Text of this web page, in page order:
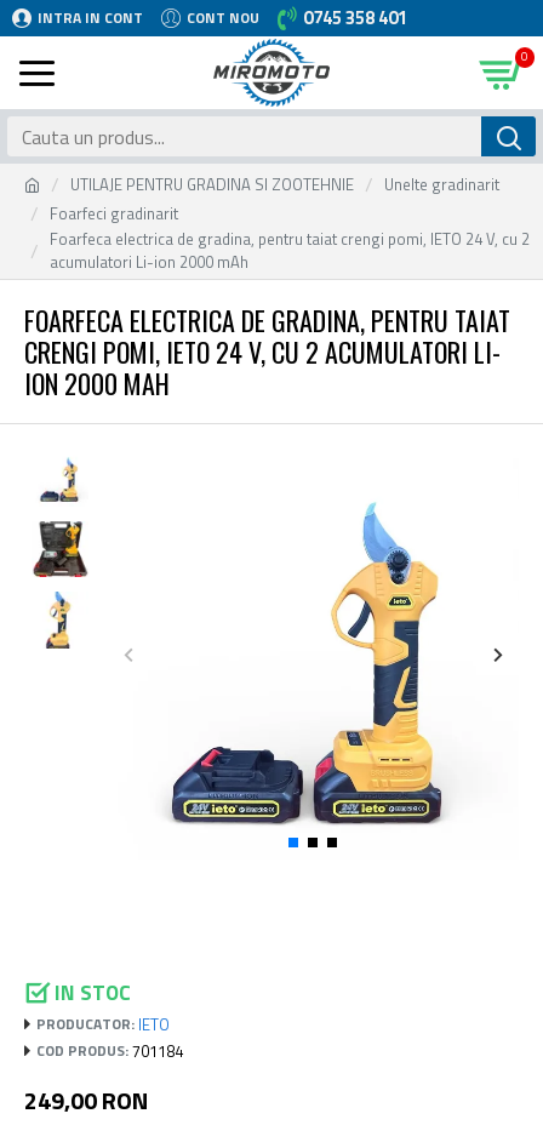
INTRA IN CONT CONT NOU 0745 358 401
0
UTILAJE PENTRU GRADINA SI ZOOTEHNIE
Unelte gradinarit
Foarfeci gradinarit
Foarfeca electrica de gradina, pentru taiat crengi pomi, IETO 24 V, cu 2
acumulatori Li-ion 2000 mAh
FOARFECA ELECTRICA DE GRADINA, PENTRU TAIAT
CRENGI POMI, IETO 24 V, CU 2 ACUMULATORI LI-
ION 2000 MAH
IN STOC
PRODUCATOR: IETO
COD PRODUS:701184
249,00 RON